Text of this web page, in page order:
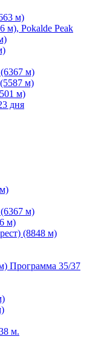
м)
м), Pokalde Peak
м)
м)
м)
дня
м)
м)
(8848 м)
Программа 35/37
м.